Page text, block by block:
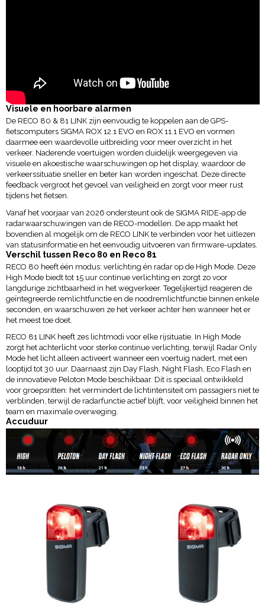
Visuele en hoorbare alarmen
De RECO 80 & 81 LINK zijn eenvoudig te koppelen aan de GPS-
fietscomputers SIGMA ROX 12.1 EVO en ROX 11.1 EVO en vormen
daarmee een waardevolle uitbreiding voor meer overzicht in het
verkeer. Naderende voertuigen worden duidelijk weergegeven via
visuele en akoestische waarschuwingen op het display, waardoor de
verkeerssituatie sneller en beter kan worden ingeschat. Deze directe
feedback vergroot het gevoel van veiligheid en zorgt voor meer rust
tijdens het fietsen.
Vanaf het voorjaar van 2026 ondersteunt ook de SIGMA RIDE-app de
radarwaarschuwingen van de RECO-modellen. De app maakt het
bovendien al mogelijk om de RECO LINK te verbinden voor het uitlezen
van statusinformatie en het eenvoudig uitvoeren van firmware-updates.
Verschil tussen Reco 80 en Reco 81
RECO 80 heeft één modus: verlichting én radar op de High Mode. Deze
High Mode biedt tot 15 uur continue verlichting en zorgt zo voor
langdurige zichtbaarheid in het wegverkeer. Tegelijkertijd reageren de
geïntegreerde remlichtfunctie en de noodremlichtfunctie binnen enkele
seconden, en waarschuwen ze het verkeer achter hen wanneer het er
het meest toe doet.
RECO 81 LINK heeft zes lichtmodi voor elke rijsituatie. In High Mode
zorgt het achterlicht voor sterke continue verlichting, terwijl Radar Only
Mode het licht alleen activeert wanneer een voertuig nadert, met een
looptijd tot 30 uur. Daarnaast zijn Day Flash, Night Flash, Eco Flash en
de innovatieve Peloton Mode beschikbaar. Dit is speciaal ontwikkeld
voor groepsritten: het vermindert de lichtintensiteit om passagiers niet te
verblinden, terwijl de radarfunctie actief blijft, voor veiligheid binnen het
team en maximale overweging.
Accuduur